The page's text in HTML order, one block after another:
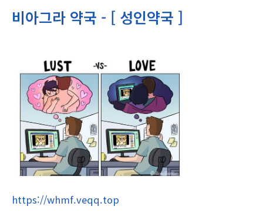
비아그라 약국 - [ 성인약국 ]
https://whmf.veqq.top